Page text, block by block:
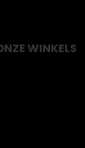
WINKELS